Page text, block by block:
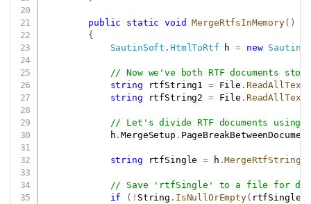
public static void MergeRtfsInMemory( )
{
SautinSoft . HtmlToRtf h = new
// Now we've both RTF documents
string rtfString1 = File . ReadAllText
string rtfString2 = File . ReadAllText
// Let's divide RTF documents using
            h
.MergeSetup .
string rtfSingle = h .MergeRtfString
// Save 'rtfSingle' to a file for
if
( ! String . IsNullOrEmpty( rtfSingle